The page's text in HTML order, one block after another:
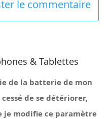
& Tablettes
de la batterie de mon
cessé de se détériorer,
je modifie ce paramètre